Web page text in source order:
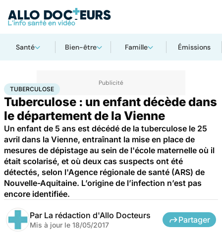
Santé Bien-être Famille Émissions
AccueilSantéTuberculose
TUBERCULOSE
Tuberculose : un enfant décède dans
le département de la Vienne
Un enfant de 5 ans est décédé de la tuberculose le 25
avril dans la Vienne, entraînant la mise en place de
mesures de dépistage au sein de l'école maternelle où il
était scolarisé, et où deux cas suspects ont été
détectés, selon l'Agence régionale de santé (ARS) de
Nouvelle-Aquitaine. L’origine de l’infection n’est pas
encore identifiée.
Par La rédaction d'Allo Docteurs
Mis à jour le 18/05/2017
Partager